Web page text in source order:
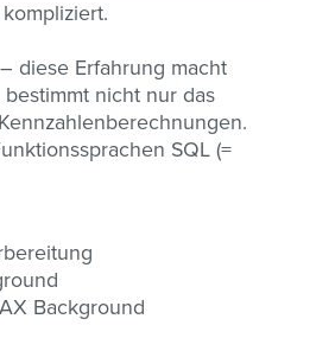
diese Erfahrung macht
nicht nur das
SQL (=
Background